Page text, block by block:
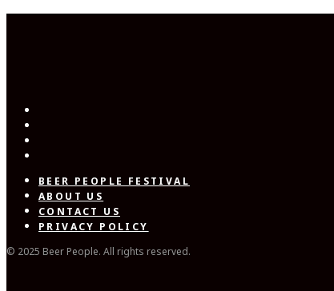
BEER PEOPLE FESTIVAL
ABOUT US
CONTACT US
PRIVACY POLICY
© 2025 Beer People. All rights reserved.